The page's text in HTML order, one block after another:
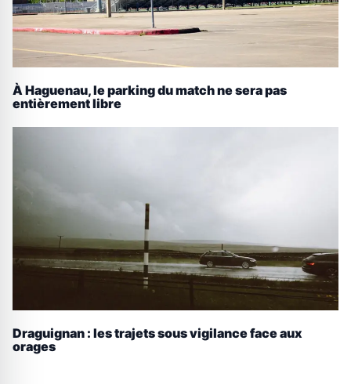
À Haguenau, le parking du match ne sera pas
entièrement libre
Draguignan : les trajets sous vigilance face aux
orages